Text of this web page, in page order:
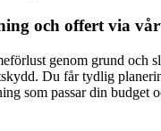
och offert via
genom grund och
Du får tydlig
som passar din